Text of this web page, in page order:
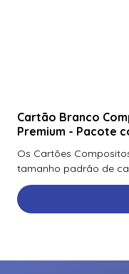
Cartão Branco
Premium - Pacote
Os Cartões
tamanho padrão de